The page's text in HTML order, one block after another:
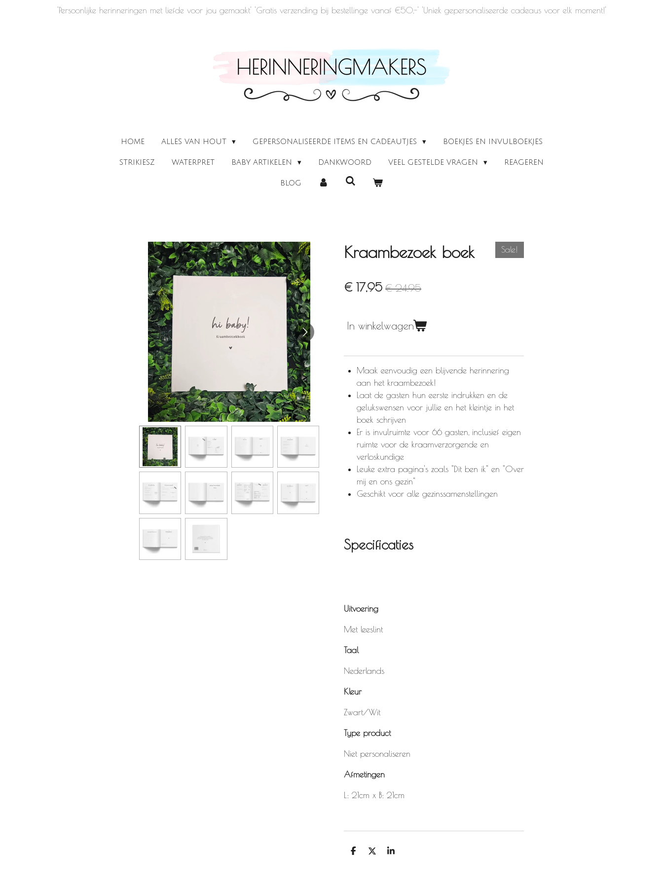
'Persoonlijke herinneringen met liefde voor jou gemaakt' 'Gratis verzending bij bestellinge vanaf €50,-' 'Uniek gepersonaliseerde cadeaus voor elk moment!'
HOME ALLES VAN HOUT GEPERSONALISEERDE ITEMS EN CADEAUTJES BOEKJES EN INVULBOEKJES
STRIKIESZ WATERPRET BABY ARTIKELEN DANKWOORD VEEL GESTELDE VRAGEN REAGEREN
BLOG
Kraambezoek boek Sale!
€ 17,95 € 24,95
In winkelwagen
Maak eenvoudig een blijvende herinnering
aan het kraambezoek!
Laat de gasten hun eerste indrukken en de
gelukswensen voor jullie en het kleintje in het
boek schrijven
Er is invulruimte voor 66 gasten, inclusief eigen
ruimte voor de kraamverzorgende en
verloskundige
Leuke extra pagina's zoals "Dit ben ik" en "Over
mij en ons gezin"
Geschikt voor alle gezinssamenstellingen
Specificaties
Uitvoering
Met leeslint
Taal
Nederlands
Kleur
Zwart/Wit
Type product
Niet personaliseren
Afmetingen
L: 21cm x B: 21cm
D
D
S